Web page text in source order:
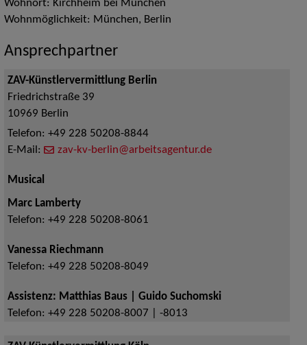
Wohnort: Kirchheim bei München
Wohnmöglichkeit: München, Berlin
Ansprechpartner
ZAV-Künstlervermittlung Berlin
Friedrichstraße 39
10969 Berlin
Telefon: +49 228 50208-8844
E-Mail:
zav-kv-berlin@arbeitsagentur.de
Musical
Marc Lamberty
Telefon: +49 228 50208-8061
Vanessa Riechmann
Telefon: +49 228 50208-8049
Assistenz: Matthias Baus | Guido Suchomski
Telefon: +49 228 50208-8007 | -8013